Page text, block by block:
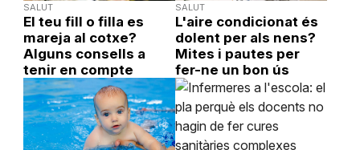
SALUT
El teu fill o filla es
mareja al cotxe?
Alguns consells a
tenir en compte
SALUT
L'aire condicionat és
dolent per als nens?
Mites i pautes per
fer-ne un bon ús